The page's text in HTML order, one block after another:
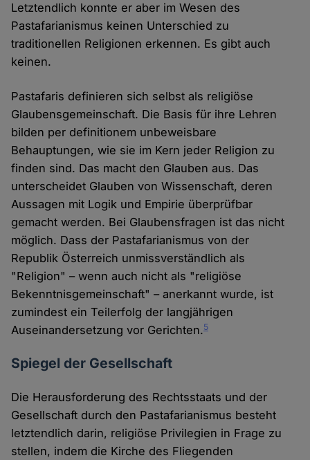
Letztendlich konnte er aber im Wesen des
Pastafarianismus keinen Unterschied zu
traditionellen Religionen erkennen. Es gibt auch
keinen.
Pastafaris definieren sich selbst als religiöse
Glaubensgemeinschaft. Die Basis für ihre Lehren
bilden per definitionem unbeweisbare
Behauptungen, wie sie im Kern jeder Religion zu
finden sind. Das macht den Glauben aus. Das
unterscheidet Glauben von Wissenschaft, deren
Aussagen mit Logik und Empirie überprüfbar
gemacht werden. Bei Glaubensfragen ist das nicht
möglich. Dass der Pastafarianismus von der
Republik Österreich unmissverständlich als
"Religion" – wenn auch nicht als "religiöse
Bekenntnisgemeinschaft" – anerkannt wurde, ist
zumindest ein Teilerfolg der langjährigen
Auseinandersetzung vor Gerichten.5
Spiegel der Gesellschaft
Die Herausforderung des Rechtsstaats und der
Gesellschaft durch den Pastafarianismus besteht
letztendlich darin, religiöse Privilegien in Frage zu
stellen, indem die Kirche des Fliegenden